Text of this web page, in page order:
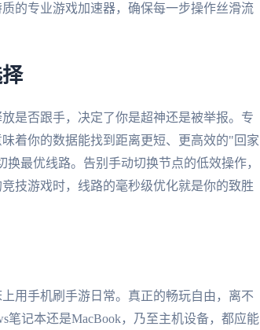
的专业游戏加速器，确保每一步操作丝滑流
是否跟手，决定了你是超神还是被举报。专
着你的数据能找到距离更短、更高效的"回家
最优线路。告别手动切换节点的低效操作，
技游戏时，线路的毫秒级优化就是你的致胜
用手机刷手游日常。真正的畅玩自由，离不
笔记本还是MacBook，乃至主机设备，都应能